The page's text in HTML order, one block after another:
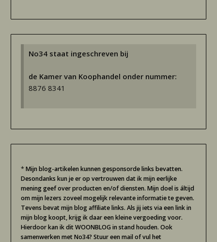
No34 staat ingeschreven bij
de Kamer van Koophandel onder nummer:
8876 8341
*Mijn blog-artikelen kunnen gesponsorde links bevatten.
Desondanks kun je er op vertrouwen dat ik mijn eerlijke
mening geef over producten en/of diensten. Mijn doel is áltijd
om mijn lezers zoveel mogelijk relevante informatie te geven.
Tevens bevat mijn blog affiliate links. Als jij iets via een link in
mijn blog koopt, krijg ik daar een kleine vergoeding voor.
Hierdoor kan ik dit WOONBLOG in stand houden. Ook
samenwerken met No34? Stuur een mail of vul het